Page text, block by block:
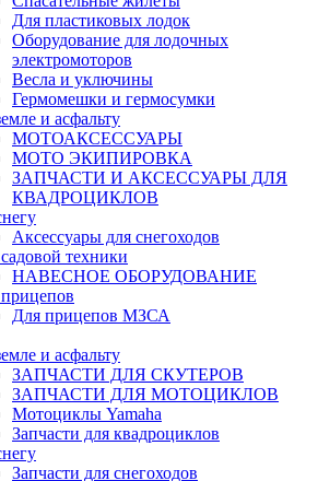
Для пластиковых лодок
Оборудование для лодочных
электромоторов
Весла и уключины
Гермомешки и гермосумки
и асфальту
МОТОАКСЕССУАРЫ
МОТО ЭКИПИРОВКА
ЗАПЧАСТИ И АКСЕССУАРЫ ДЛЯ
КВАДРОЦИКЛОВ
Аксессуары для снегоходов
техники
НАВЕСНОЕ ОБОРУДОВАНИЕ
Для прицепов МЗСА
и асфальту
ЗАПЧАСТИ ДЛЯ СКУТЕРОВ
ЗАПЧАСТИ ДЛЯ МОТОЦИКЛОВ
Мотоциклы Yamaha
Запчасти для квадроциклов
Запчасти для снегоходов